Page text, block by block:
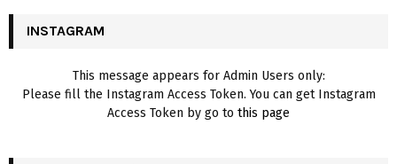
INSTAGRAM
This message appears for Admin Users only:
Please fill the Instagram Access Token. You can get Instagram
Access Token by go to this page